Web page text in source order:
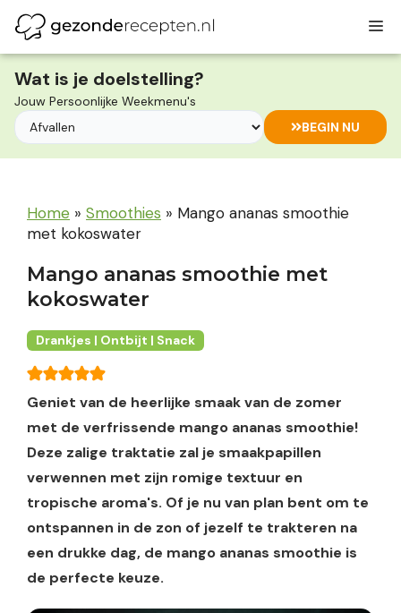
naar
de
inhoud
Wat is je doelstelling?
Jouw Persoonlijke Weekmenu's
BEGIN NU
Home » Smoothies » Mango ananas smoothie
met kokoswater
Mango ananas smoothie met
kokoswater
Drankjes | Ontbijt | Snack
Geniet van de heerlijke smaak van de zomer
met de verfrissende mango ananas smoothie!
Deze zalige traktatie zal je smaakpapillen
verwennen met zijn romige textuur en
tropische aroma's. Of je nu van plan bent om te
ontspannen in de zon of jezelf te trakteren na
een drukke dag, de mango ananas smoothie is
de perfecte keuze.